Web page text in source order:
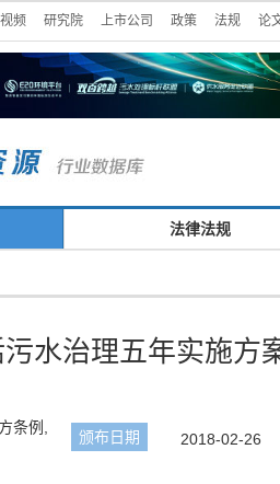
视频 研究院 上市公司 政策 法规 论
法律法规
水治理五年实施方
条例,
颁布日期 2018-02-26